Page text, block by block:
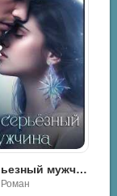
Очень серьезный мужчина - Мира Айрон
Роман